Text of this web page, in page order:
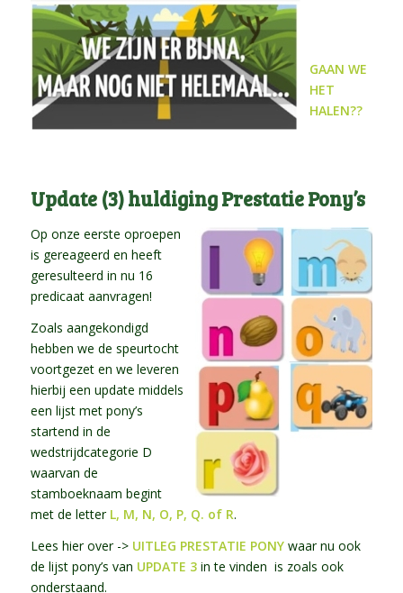
GAAN WE
HET
HALEN??
Update (3) huldiging Prestatie Pony’s
Op onze eerste oproepen
is gereageerd en heeft
geresulteerd in nu 16
predicaat aanvragen!
Zoals aangekondigd
hebben we de speurtocht
voortgezet en we leveren
hierbij een update middels
een lijst met pony’s
startend in de
wedstrijdcategorie D
waarvan de
stamboeknaam begint
met de letter L, M, N, O, P, Q. of R.
Lees hier over -> UITLEG PRESTATIE PONYwaar nu ook
de lijst pony’s van UPDATE 3in te vinden is zoals ook
onderstaand.